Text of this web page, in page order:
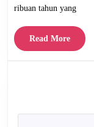
ribuan tahun yang
Read MoreRead
More